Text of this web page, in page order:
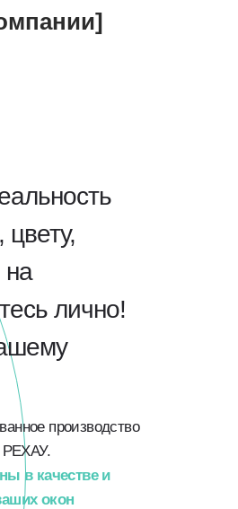
на
лично!
производство
РЕХАУ.
в качестве и
окон